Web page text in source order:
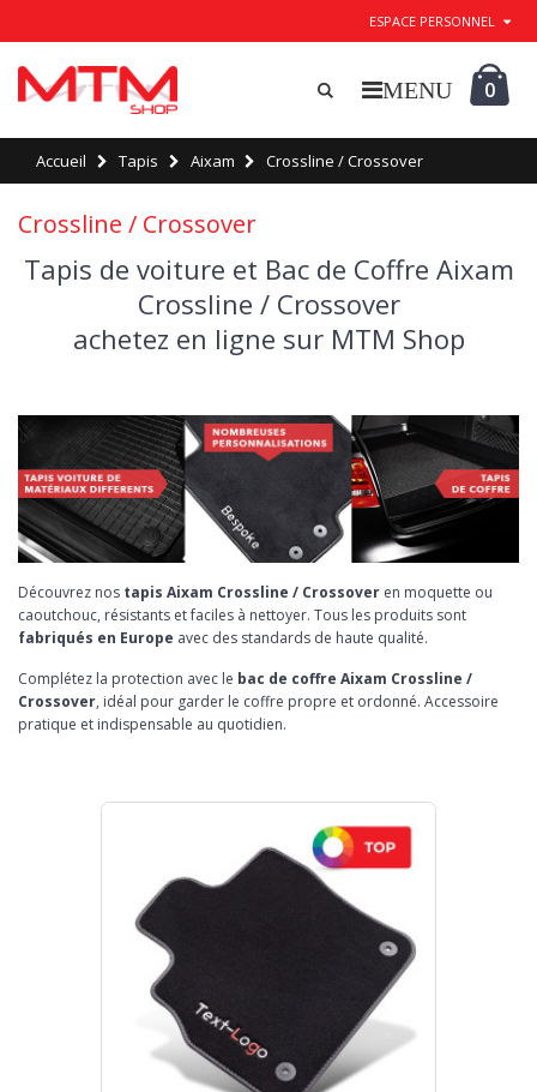
ESPACE PERSONNEL
0
Accueil Tapis Aixam Crossline / Crossover
Crossline / Crossover
Tapis de voiture et Bac de Coffre Aixam
Crossline / Crossover
achetez en ligne sur MTM Shop
Découvrez nos tapis Aixam Crossline / Crossover en moquette ou
caoutchouc, résistants et faciles à nettoyer. Tous les produits sont
fabriqués en Europe avec des standards de haute qualité.
Complétez la protection avec le bac de coffre Aixam Crossline /
Crossover, idéal pour garder le coffre propre et ordonné. Accessoire
pratique et indispensable au quotidien.